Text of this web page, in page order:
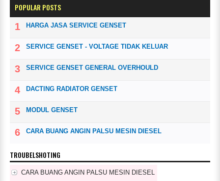
POPULAR POSTS
HARGA JASA SERVICE GENSET
SERVICE GENSET - VOLTAGE TIDAK KELUAR
SERVICE GENSET GENERAL OVERHOULD
DACTING RADIATOR GENSET
MODUL GENSET
CARA BUANG ANGIN PALSU MESIN DIESEL
TROUBELSHOTING
CARA BUANG ANGIN PALSU MESIN DIESEL